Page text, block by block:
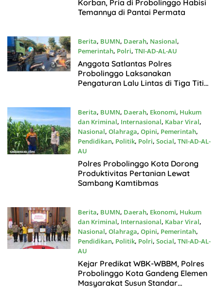
Korban, Pria di Probolinggo Habisi
Temannya di Pantai Permata
Berita, BUMN, Daerah, Nasional,
Pemerintah, Polri, TNI-AD-AL-AU
Juli17, 2026
Anggota Satlantas Polres
Probolinggo Laksanakan
Pengaturan Lalu Lintas di Tiga Titik
Berita, BUMN, Daerah, Ekonomi, Hukum
dan Kriminal, Internasional, Kabar Viral,
Nasional, Olahraga, Opini, Pemerintah,
Pendidikan, Politik, Polri, Social, TNI-AD-AL-
AU
Juli15, 2026
Polres Probolinggo Kota Dorong
Produktivitas Pertanian Lewat
Sambang Kamtibmas
Berita, BUMN, Daerah, Ekonomi, Hukum
dan Kriminal, Internasional, Kabar Viral,
Nasional, Olahraga, Opini, Pemerintah,
Pendidikan, Politik, Polri, Social, TNI-AD-AL-
AU
Juli14, 2026
Kejar Predikat WBK-WBBM, Polres
Probolinggo Kota Gandeng Elemen
Masyarakat Susun Standar